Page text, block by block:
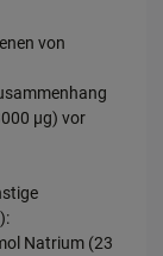
von
µg) vor
Natrium (23